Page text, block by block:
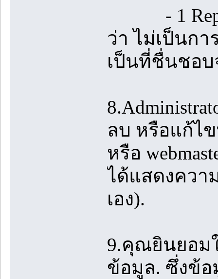
- 1 Reply
ว่า ไม่เป็นก
เป็นที่ชื่นชอบ
ลบ หรือแก้ไข
หรือ
ได้แสดงควา
เอง).
9.คุณยินยอม
ข้อมูล. ซึ่งข้อ